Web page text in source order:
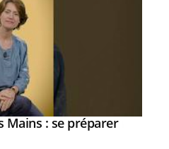
Mains : se préparer